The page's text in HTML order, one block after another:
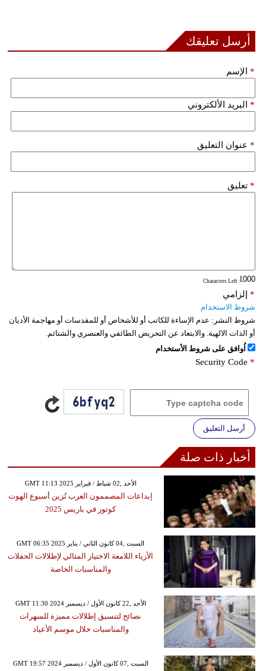
أرسل تعليقك
الإسم *
البريد الألكتروني *
عنوان التعليق *
تعليق *
: Characters Left
إلزامي *
شروط الاستخدام
شروط النشر: عدم الإساءة للكاتب أو للأشخاص أو للمقدسات أو مهاجمة الأديان
أو الذات الالهية. والابتعاد عن التحريض الطائفي والعنصري والشتائم.
اُوافق على شروط الأستخدام
Security Code *
أرسل التعليق
أخبار ذات صلة
GMT 11:13 2025 الأحد ,02 شباط / فبراير
إبداعات المصممون العرب تُزين أسبوع الهوت
كوتور في باريس 2025
GMT 06:35 2025 السبت ,04 كانون الثاني / يناير
الأزياء اللامعة الاختيار المثالي لإطلالات الحفلات
والمناسبات الخاصة
GMT 11:30 2024 الأحد ,22 كانون الأول / ديسمبر
نصائح لتنسيق إطلالات مميزة للسهرات
والمناسبات خلال موسم الأعياد
GMT 19:57 2024 السبت ,07 كانون الأول / ديسمبر